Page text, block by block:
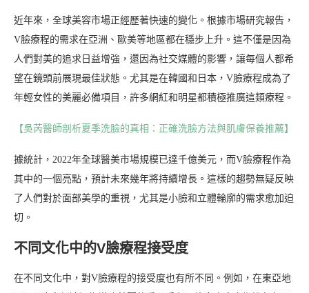
近年來，全球美容市場正經歷著快速的變化。根據市場研究報告，
V臉療程的需求在亞洲、歐美等地區都在穩步上升。這不僅是因為
人們對美的追求日益增強，還因為社交媒體的影響，讓每個人都希
望在鏡頭前展現最佳狀態。尤其是在韓國和日本，V臉療程成為了
年輕女性的美麗必備項目，許多網紅和明星都積極推廣這類療程。
【吳芮醫師剖析夏季洗臉的真相：正確洗臉方法與肌膚保養推薦】
據統計，2022年全球醫美市場規模已達千億美元，而V臉療程作為
其中的一個亮點，預計未來幾年將持續增長。這樣的趨勢無疑反映
了人們對於面部美學的重視，尤其是小臉和立體輪廓的需求愈加迫
切。
不同文化中的V臉療程接受度
在不同文化中，對V臉療程的接受度也有所不同。例如，在東亞地